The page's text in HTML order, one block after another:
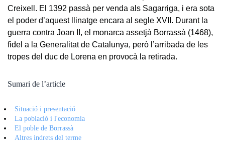
Creixell. El 1392 passà per venda als Sagarriga, i era sota
el poder d’aquest llinatge encara al segle XVII. Durant la
guerra contra Joan II, el monarca assetjà Borrassà (1468),
fidel a la Generalitat de Catalunya, però l’arribada de les
tropes del duc de Lorena en provocà la retirada.
Sumari de l’article
Situació i presentació
La població i l'economia
El poble de Borrassà
Altres indrets del terme